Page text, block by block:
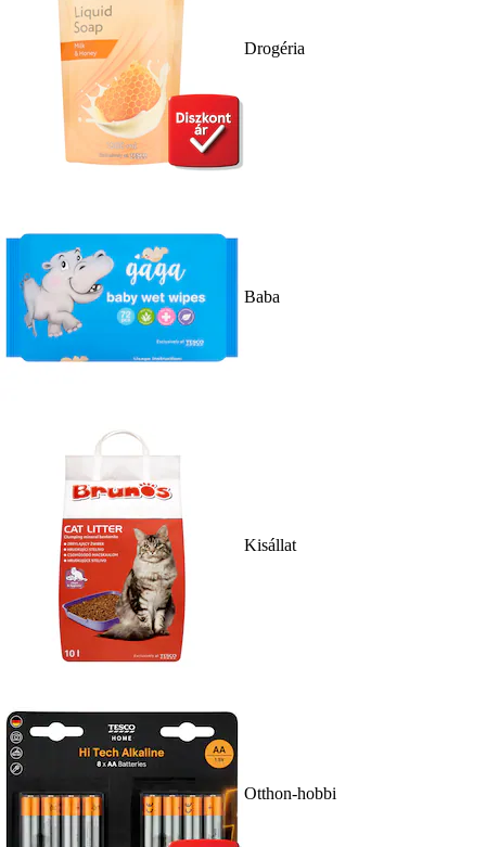
Drogéria
Baba
Kisállat
Otthon-hobbi